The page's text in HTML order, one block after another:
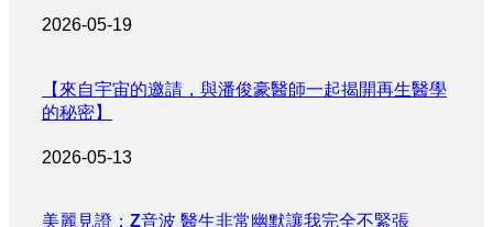
2026-05-19
【來自宇宙的邀請，與潘俊豪醫師一起揭開再生醫學
的秘密】
2026-05-13
美麗見證：Z音波 醫生非常幽默讓我完全不緊張